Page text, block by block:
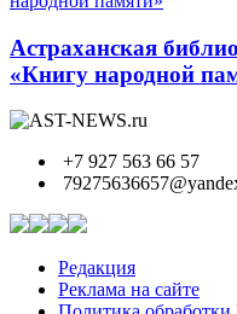
Астраханская
«Книгу народной
+7 927 563 66 57
Редакция
Реклама на сайте